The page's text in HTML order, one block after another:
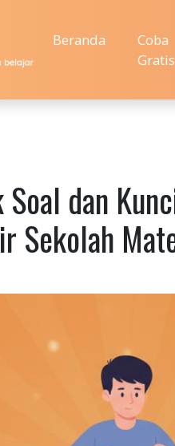
Beranda
Coba
Gratis
dan
Sekolah